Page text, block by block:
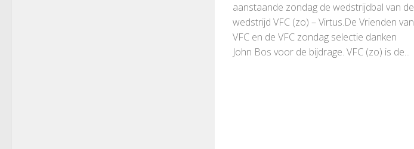
aanstaande zondag de wedstrijdbal van de
wedstrijd VFC (zo) – Virtus.De Vrienden van
VFC en de VFC zondag selectie danken
John Bos voor de bijdrage. VFC (zo) is de...